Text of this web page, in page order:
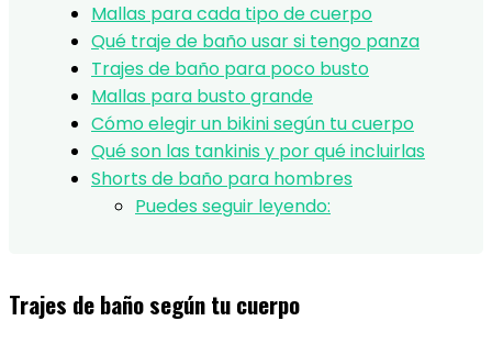
Mallas para cada tipo de cuerpo
Qué traje de baño usar si tengo panza
Trajes de baño para poco busto
Mallas para busto grande
Cómo elegir un bikini según tu cuerpo
Qué son las tankinis y por qué incluirlas
Shorts de baño para hombres
Puedes seguir leyendo:
Trajes de baño según tu cuerpo